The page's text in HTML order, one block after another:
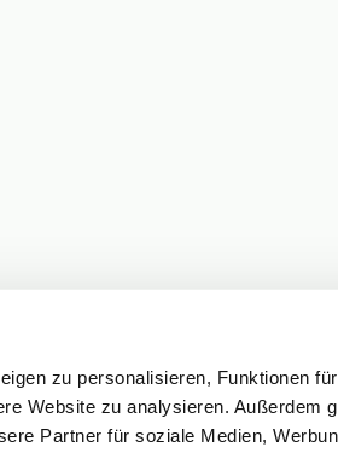
zu personalisieren, Funktionen
Website zu analysieren. Außerdem
Partner für soziale Medien,